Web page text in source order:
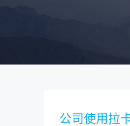
公司使用拉